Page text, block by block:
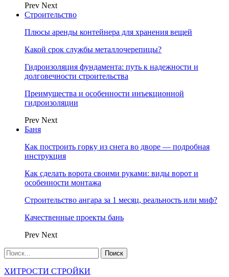
Prev Next
Строительство
Плюсы аренды контейнера для хранения вещей
Какой срок службы металлочерепицы?
Гидроизоляция фундамента: путь к надежности и
долговечности строительства
Преимущества и особенности инъекционной
гидроизоляции
Prev Next
Баня
Как построить горку из снега во дворе — подробная
инструкция
Как сделать ворота своими руками: виды ворот и
особенности монтажа
Строительство ангара за 1 месяц, реальность или миф?
Качественные проекты бань
Prev Next
ХИТРОСТИ СТРОЙКИ